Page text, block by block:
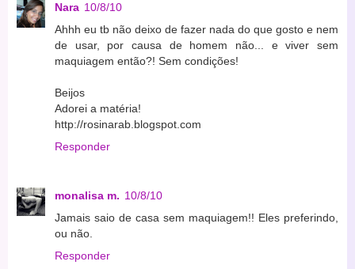
Nara 10/8/10
Ahhh eu tb não deixo de fazer nada do que gosto e nem
de usar, por causa de homem não... e viver sem
maquiagem então?! Sem condições!
Beijos
Adorei a matéria!
http://rosinarab.blogspot.com
Responder
monalisa m. 10/8/10
Jamais saio de casa sem maquiagem!! Eles preferindo,
ou não.
Responder